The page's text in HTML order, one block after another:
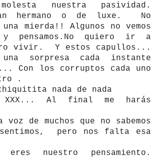
nuestra pasividad.
hermano o de luxe. No
mierda!! Algunos no vemos
y pensamos.No quiero ir a
vivir. Y estos capullos...
sorpresa cada instante
Con los corruptos cada uno
.
nada de nada
Al final me harás
de muchos que no sabemos
pero nos falta esa
nuestro pensamiento.